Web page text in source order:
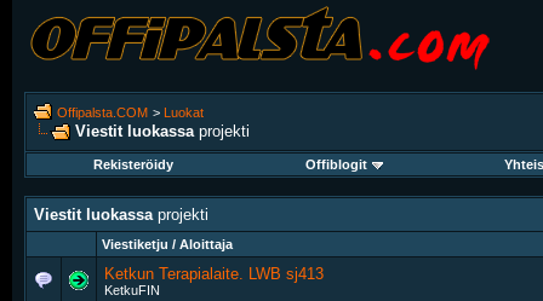
Offipalsta.COM > Luokat
Viestit luokassa projekti
Rekisteröidy Offiblogit
Viestit luokassa projekti
Viestiketju / Aloittaja
Ketkun Terapialaite. LWB sj413
KetkuFIN